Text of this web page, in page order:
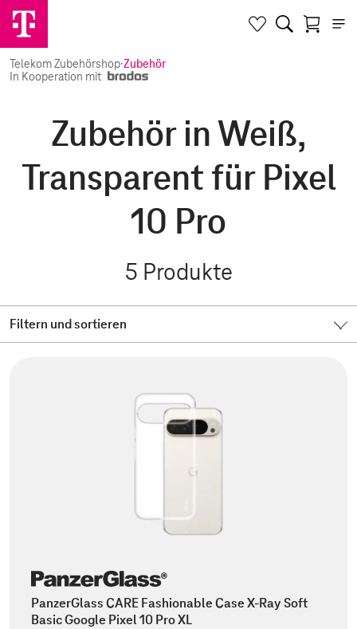
Telekom Zubehörshop·Zubehör
In Kooperation mit
Zubehör in Weiß,
Transparent für Pixel
10 Pro
5 Produkte
Filtern und sortieren
PanzerGlass CARE Fashionable Case X-Ray Soft
Basic Google Pixel 10 Pro XL